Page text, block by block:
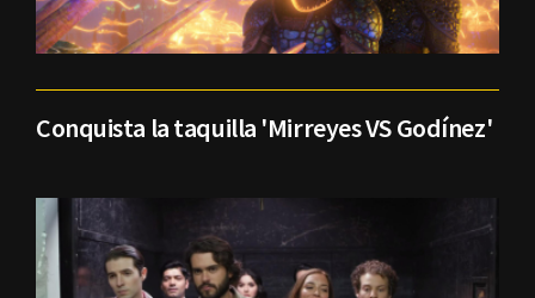
Conquista la taquilla 'Mirreyes VS Godínez'